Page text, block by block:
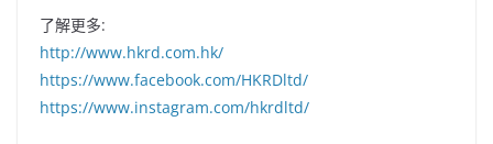
了解更多:
http://www.hkrd.com.hk/
https://www.facebook.com/HKRDltd/
https://www.instagram.com/hkrdltd/